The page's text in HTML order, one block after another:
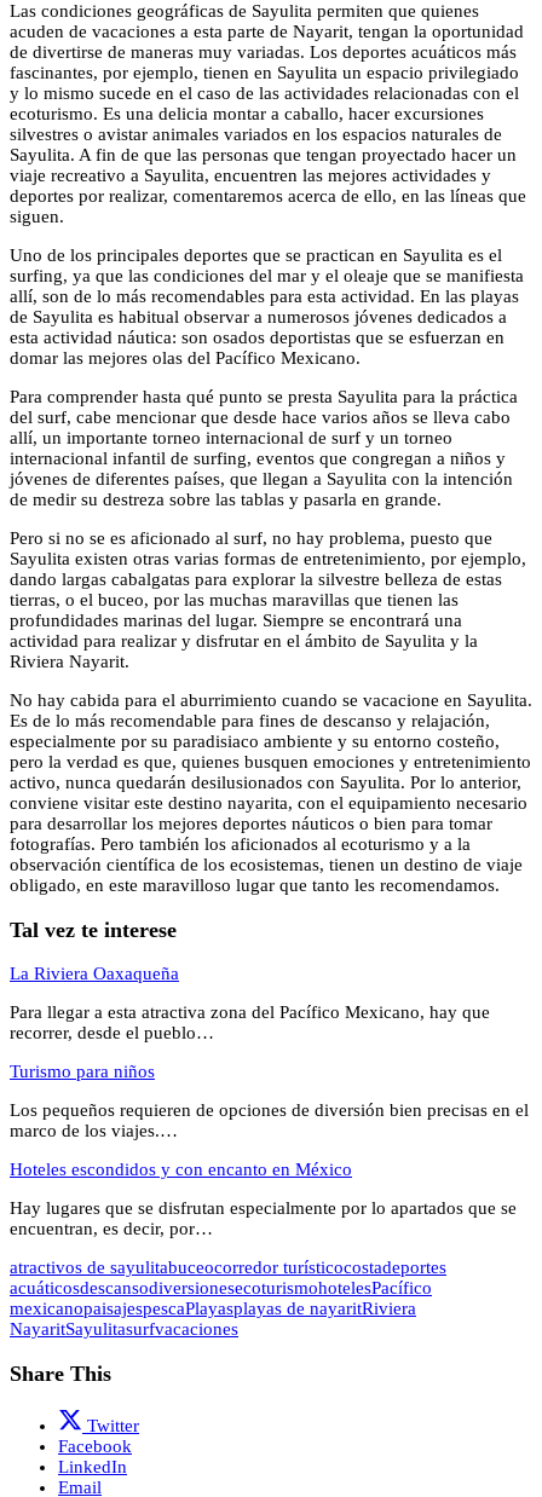
Las condiciones geográficas de Sayulita permiten que quienes
acuden de vacaciones a esta parte de Nayarit, tengan la oportunidad
de divertirse de maneras muy variadas. Los deportes acuáticos más
fascinantes, por ejemplo, tienen en Sayulita un espacio privilegiado
y lo mismo sucede en el caso de las actividades relacionadas con el
ecoturismo. Es una delicia montar a caballo, hacer excursiones
silvestres o avistar animales variados en los espacios naturales de
Sayulita. A fin de que las personas que tengan proyectado hacer un
viaje recreativo a Sayulita, encuentren las mejores actividades y
deportes por realizar, comentaremos acerca de ello, en las líneas que
siguen.
Uno de los principales deportes que se practican en Sayulita es el
surfing, ya que las condiciones del mar y el oleaje que se manifiesta
allí, son de lo más recomendables para esta actividad. En las playas
de Sayulita es habitual observar a numerosos jóvenes dedicados a
esta actividad náutica: son osados deportistas que se esfuerzan en
domar las mejores olas del Pacífico Mexicano.
Para comprender hasta qué punto se presta Sayulita para la práctica
del surf, cabe mencionar que desde hace varios años se lleva cabo
allí, un importante torneo internacional de surf y un torneo
internacional infantil de surfing, eventos que congregan a niños y
jóvenes de diferentes países, que llegan a Sayulita con la intención
de medir su destreza sobre las tablas y pasarla en grande.
Pero si no se es aficionado al surf, no hay problema, puesto que
Sayulita existen otras varias formas de entretenimiento, por ejemplo,
dando largas cabalgatas para explorar la silvestre belleza de estas
tierras, o el buceo, por las muchas maravillas que tienen las
profundidades marinas del lugar. Siempre se encontrará una
actividad para realizar y disfrutar en el ámbito de Sayulita y la
Riviera Nayarit.
No hay cabida para el aburrimiento cuando se vacacione en Sayulita.
Es de lo más recomendable para fines de descanso y relajación,
especialmente por su paradisiaco ambiente y su entorno costeño,
pero la verdad es que, quienes busquen emociones y entretenimiento
activo, nunca quedarán desilusionados con Sayulita. Por lo anterior,
conviene visitar este destino nayarita, con el equipamiento necesario
para desarrollar los mejores deportes náuticos o bien para tomar
fotografías. Pero también los aficionados al ecoturismo y a la
observación científica de los ecosistemas, tienen un destino de viaje
obligado, en este maravilloso lugar que tanto les recomendamos.
Tal vez te interese
La Riviera Oaxaqueña
Para llegar a esta atractiva zona del Pacífico Mexicano, hay que
recorrer, desde el pueblo…
Turismo para niños
Los pequeños requieren de opciones de diversión bien precisas en el
marco de los viajes.…
Hoteles escondidos y con encanto en México
Hay lugares que se disfrutan especialmente por lo apartados que se
encuentran, es decir, por…
atractivos de sayulitabuceocorredor turísticocostadeportes
acuáticosdescansodiversionesecoturismohotelesPacífico
mexicanopaisajespescaPlayasplayas de nayaritRiviera
NayaritSayulitasurfvacaciones
Share This
Twitter
Facebook
LinkedIn
Email